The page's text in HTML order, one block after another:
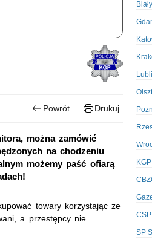
Powrót Drukuj
można zamówić
na chodzeniu
możemy paść ofiarą
towary korzystając ze
a przestępcy nie
KGP
SP